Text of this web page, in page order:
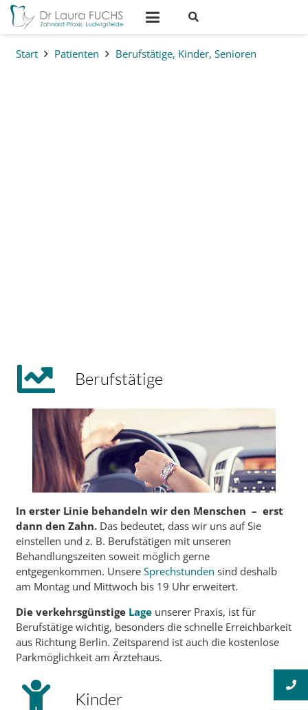
Start Patienten Berufstätige, Kinder, Senioren
Berufstätige
In erster Linie behandeln wir den Menschen – erst
dann den Zahn.Das bedeutet, dass wir uns auf Sie
einstellen und z. B. Berufstätigen mit unseren
Behandlungszeiten soweit möglich gerne
entgegenkommen. Unsere Sprechstunden sind deshalb
am Montag und Mittwoch bis 19 Uhr erweitert.
Die verkehrsgünstige Lage unserer Praxis, ist für
Berufstätige wichtig, besonders die schnelle Erreichbarkeit
aus Richtung Berlin. Zeitsparend ist auch die kostenlose
Parkmöglichkeit am Ärztehaus.
Kinder